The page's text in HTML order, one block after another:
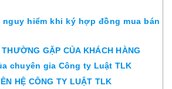
nguy hiểm khi ký hợp đồng mua bán
GẶP CỦA KHÁCH HÀNG
chuyên gia Công ty Luật TLK
HỆ CÔNG TY LUẬT TLK